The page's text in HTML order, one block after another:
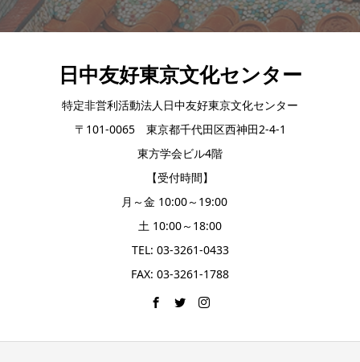
日中友好東京文化センター
特定非営利活動法人日中友好東京文化センター
〒101-0065 東京都千代田区西神田2-4-1
東方学会ビル4階
【受付時間】
月～金 10:00～19:00
土 10:00～18:00
TEL: 03-3261-0433
FAX: 03-3261-1788